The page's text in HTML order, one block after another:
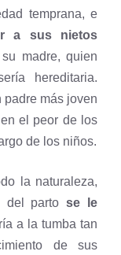
temprana, e
a sus nietos
madre, quien
hereditaria.
padre más joven
el peor de los
de los niños.
la naturaleza,
del partose le
a la tumba tan
de sus